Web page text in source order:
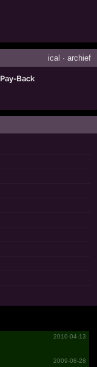
ical · archief
Pay-Back
2010-04-13
2009-08-28